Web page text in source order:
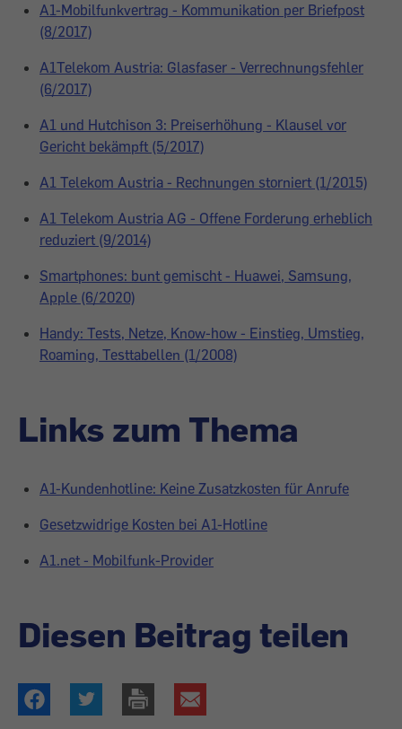
A1-Mobilfunkvertrag - Kommunikation per Briefpost
(8/2017)
A1Telekom Austria: Glasfaser - Verrechnungsfehler
(6/2017)
A1 und Hutchison 3: Preiserhöhung - Klausel vor
Gericht bekämpft (5/2017)
A1 Telekom Austria - Rechnungen storniert (1/2015)
A1 Telekom Austria AG - Offene Forderung erheblich
reduziert (9/2014)
Smartphones: bunt gemischt - Huawei, Samsung,
Apple (6/2020)
Handy: Tests, Netze, Know-how - Einstieg, Umstieg,
Roaming, Testtabellen (1/2008)
Links zum Thema
A1-Kundenhotline: Keine Zusatzkosten für Anrufe
Gesetzwidrige Kosten bei A1-Hotline
A1.net - Mobilfunk-Provider
Diesen Beitrag teilen